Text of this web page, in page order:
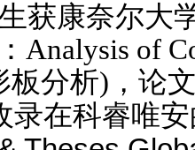
获康奈尔大
Analysis of
板分析) ，论
录在科睿唯